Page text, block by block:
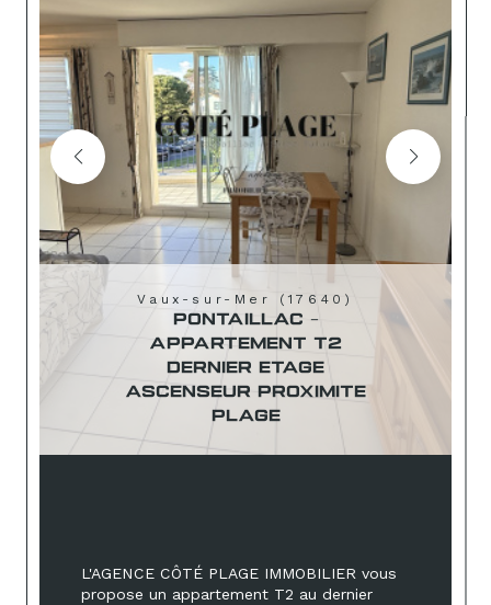
Vaux-sur-Mer (17640)
PONTAILLAC -
APPARTEMENT T2
DERNIER ETAGE
ASCENSEUR PROXIMITE
PLAGE
L'AGENCE CÔTÉ PLAGE IMMOBILIER vous
propose un appartement T2 au dernier